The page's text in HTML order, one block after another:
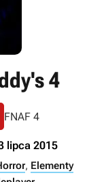
4
FNAF 4
lipca 2015
, Elementy